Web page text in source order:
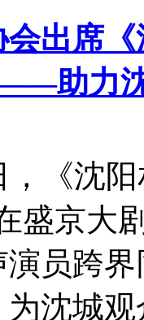
出席《
助力
，《沈
盛京大
演员跨
为沈城